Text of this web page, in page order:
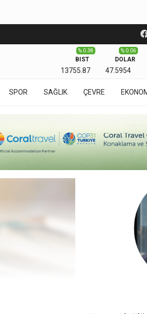
BIST
13755.87
% 0.38
DOLAR
47.5954
% 0.06
SPOR SAĞLIK ÇEVRE